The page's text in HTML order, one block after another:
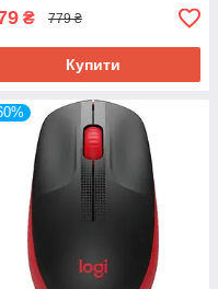
₴ 779 ₴
Купити